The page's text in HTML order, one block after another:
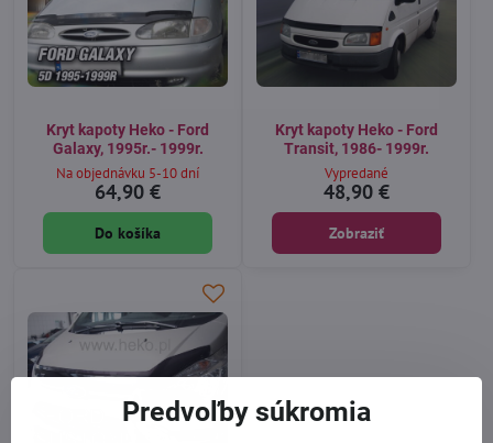
Kryt kapoty Heko - Ford
Galaxy, 1995r.- 1999r.
Na objednávku 5-10 dní
64,90 €
Do košíka
Kryt kapoty Heko - Ford
Transit, 1986- 1999r.
Vypredané
48,90 €
Zobraziť
Predvoľby súkromia